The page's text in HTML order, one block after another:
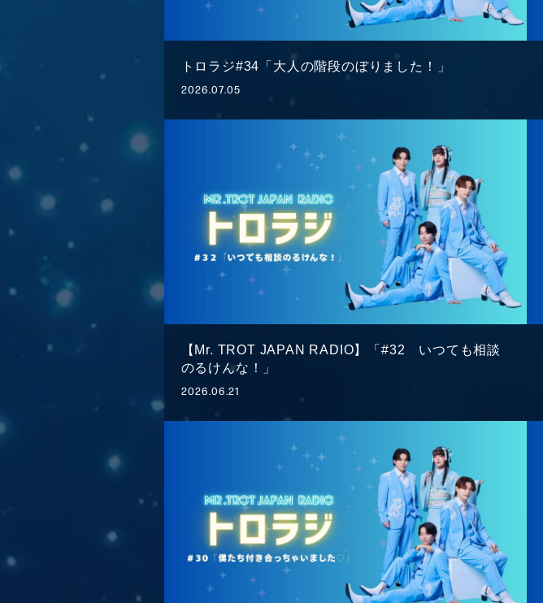
HOMENEWSSCHEDULEPROFILE
VIDEOGOODSDISCOGRAPHY
番組紹介お問い合わせ
トロラジ#34「大人の階段のぼりました！」
2026.07.05
【Mr. TROT JAPAN RADIO】「#32 いつても相談
のるけんな！」
2026.06.21